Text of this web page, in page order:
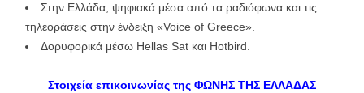
Στην Ελλάδα, ψηφιακά μέσα από τα ραδιόφωνα και τις
τηλεοράσεις στην ένδειξη «Voice of Greece».
Δορυφορικά μέσω Hellas Sat και Hotbird.
Στοιχεία επικοινωνίας της ΦΩΝΗΣ ΤΗΣ ΕΛΛΑΔΑΣ